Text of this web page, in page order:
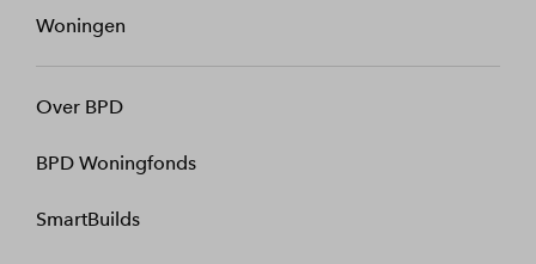
Woningen
Over BPD
BPD Woningfonds
SmartBuilds